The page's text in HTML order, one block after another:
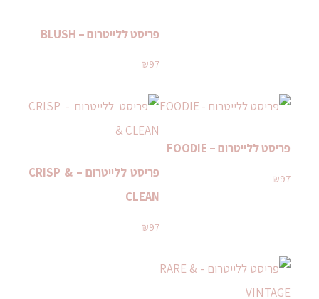
פריסט ללייטרום – BLUSH
₪97
פריסט ללייטרום – FOODIE
₪97
פריסט ללייטרום – CRISP &
CLEAN
₪97